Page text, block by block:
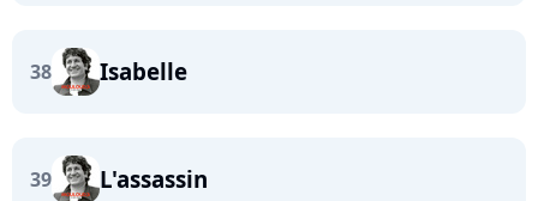
38 Isabelle
39 L'assassin